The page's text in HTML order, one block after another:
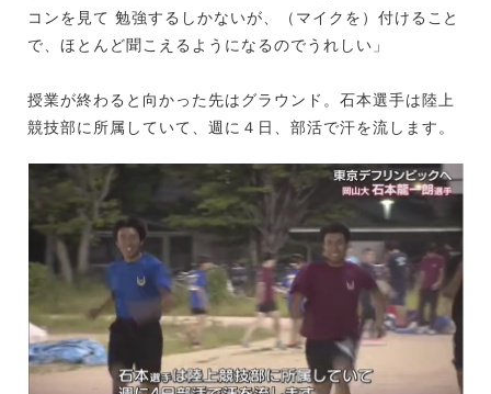
コンを見て 勉強するしかないが、（マイクを）付けること
で、ほとんど聞こえるようになるのでうれしい」
授業が終わると向かった先はグラウンド。石本選手は陸上
競技部に所属していて、週に４日、部活で汗を流します。